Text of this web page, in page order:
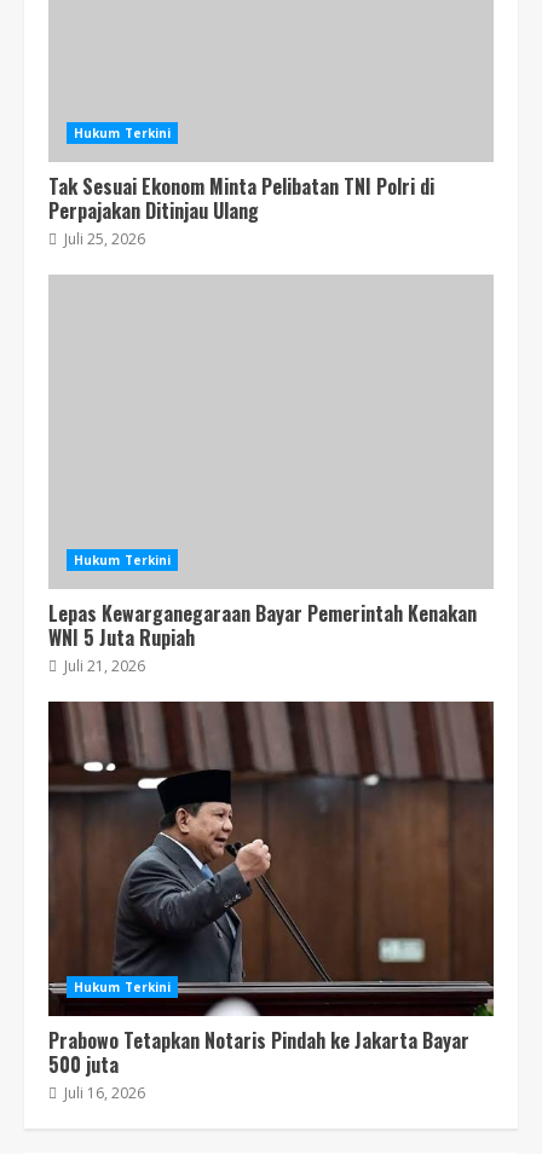
Hukum Terkini
Tak Sesuai Ekonom Minta Pelibatan TNI Polri di
Perpajakan Ditinjau Ulang
Juli 25, 2026
Hukum Terkini
Lepas Kewarganegaraan Bayar Pemerintah Kenakan
WNI 5 Juta Rupiah
Juli 21, 2026
Hukum Terkini
Prabowo Tetapkan Notaris Pindah ke Jakarta Bayar
500 juta
Juli 16, 2026